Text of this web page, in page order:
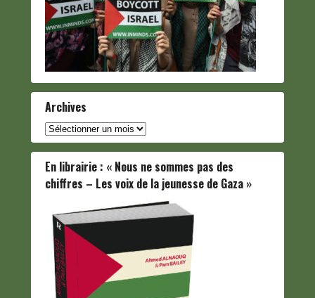
Archives
Archives
En librairie : « Nous ne sommes pas des
chiffres – Les voix de la jeunesse de Gaza »